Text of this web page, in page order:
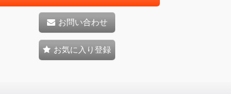
お問い合わせ
お気に入り登録